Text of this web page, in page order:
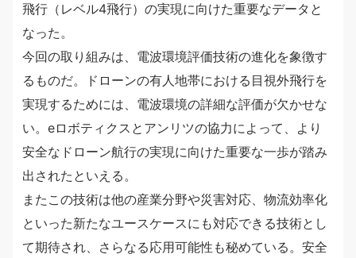
飛行（レベル4飛行）の実現に向けた重要なデータと
なった。
今回の取り組みは、電波環境評価技術の進化を象徴す
るものだ。ドローンの有人地帯における目視外飛行を
実現するためには、電波環境の詳細な評価が欠かせな
い。eロボティクスとアンリツの協力によって、より
安全なドローン航行の実現に向けた重要な一歩が踏み
出されたといえる。
またこの技術は他の産業分野や災害対応、物流効率化
といった新たなユースケースにも対応できる技術とし
て期待され、さらなる応用可能性も秘めている。安全